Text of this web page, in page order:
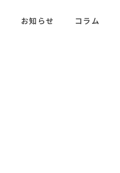
お知らせ コラム